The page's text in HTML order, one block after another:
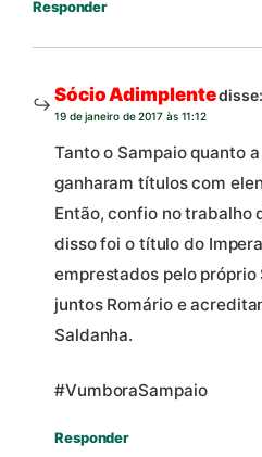
Responder
Sócio Adimplentedisse:
19 de janeiro de 2017 às 11:12
Tanto o Sampaio quanto
ganharam títulos com
Então, confio no trabalho
disso foi o título do
emprestados pelo próprio
juntos Romário e
Saldanha.
#VumboraSampaio
Responder